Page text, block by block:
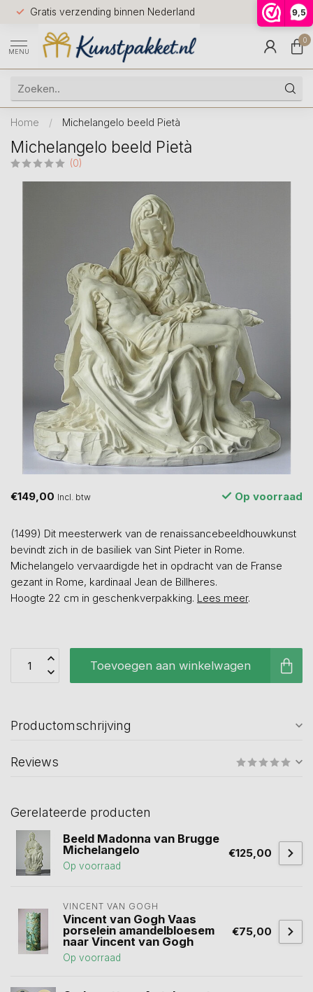
9,5
Gratis verzending binnen Nederland
Voor
huis
9.5
MENU
0
Home / Michelangelo beeld Pietà
Michelangelo beeld Pietà
(0)
€149,00 Incl. btw Op voorraad
(1499) Dit meesterwerk van de renaissancebeeldhouwkunst
bevindt zich in de basiliek van Sint Pieter in Rome.
Michelangelo vervaardigde het in opdracht van de Franse
gezant in Rome, kardinaal Jean de Billheres.
Hoogte 22 cm in geschenkverpakking. Lees meer.
Toevoegen aan winkelwagen
Productomschrijving
Reviews
Gerelateerde producten
Beeld Madonna van Brugge
Michelangelo
Op voorraad
€125,00
VINCENT VAN GOGH
Vincent van Gogh Vaas
porselein amandelbloesem
naar Vincent van Gogh
Op voorraad
€75,00